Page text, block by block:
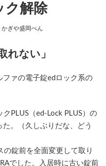
ク解除
かぎや盛岡べん
れない」
ァの電子錠edロック系の
PLUS（ed-Lock PLUS）の
。（久しぶりだな、どう
の錠前を全面変更して取り
でした。入居時に古い錠前